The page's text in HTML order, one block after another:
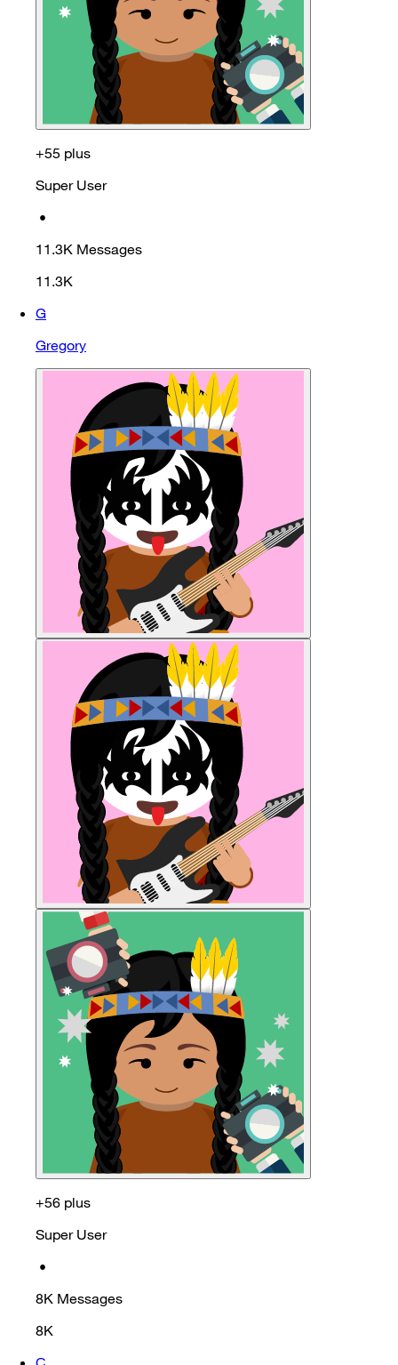
+55 plus
Super User
•
11.3K Messages
11.3K
G
Gregory
+56 plus
Super User
•
8K Messages
8K